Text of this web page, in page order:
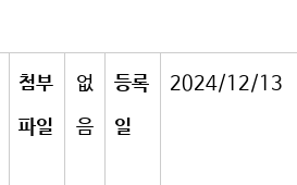
첨부
파일
없
음
등록
일
2024/12/13